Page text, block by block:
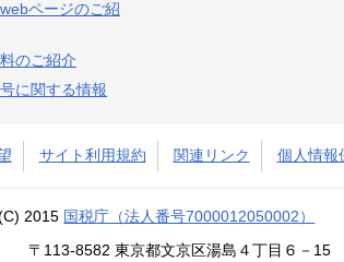
ページのご紹
のご紹介
に関する情報
サイト利用規約 関連リンク 個人情報
2015 国税庁（法人番号7000012050002）
〒113-8582 東京都文京区湯島４丁目６－15